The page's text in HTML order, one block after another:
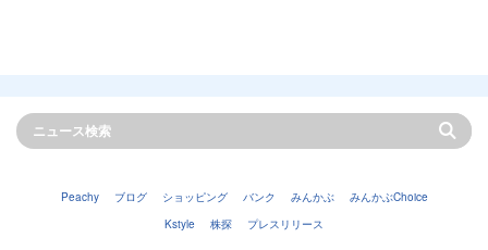
Peachy ブログ ショッピング バンク みんかぶ
みんかぶChoice
Kstyle
株探 プレスリリース